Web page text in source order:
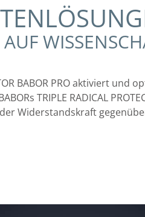
BABOR PRO aktiviert
TRIPLE RADICAL
Widerstandskraft